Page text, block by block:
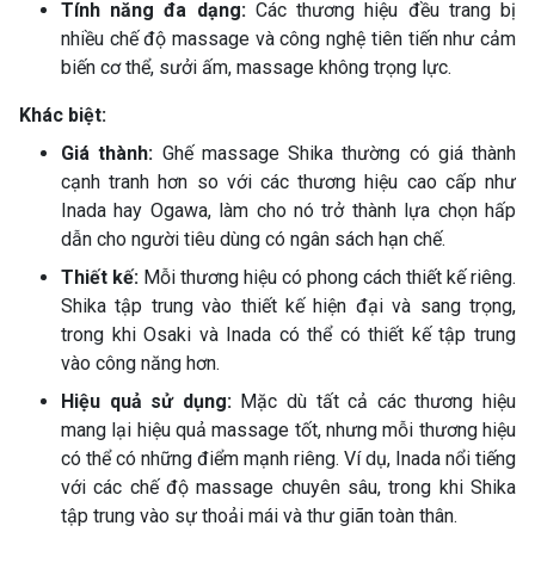
Tính năng đa dạng: Các thương hiệu đều trang bị
nhiều chế độ massage và công nghệ tiên tiến như cảm
biến cơ thể, sưởi ấm, massage không trọng lực.
Khác biệt:
Giá thành: Ghế massage Shika thường có giá thành
cạnh tranh hơn so với các thương hiệu cao cấp như
Inada hay Ogawa, làm cho nó trở thành lựa chọn hấp
dẫn cho người tiêu dùng có ngân sách hạn chế.
Thiết kế: Mỗi thương hiệu có phong cách thiết kế riêng.
Shika tập trung vào thiết kế hiện đại và sang trọng,
trong khi Osaki và Inada có thể có thiết kế tập trung
vào công năng hơn.
Hiệu quả sử dụng:Mặc dù tất cả các thương hiệu
mang lại hiệu quả massage tốt, nhưng mỗi thương hiệu
có thể có những điểm mạnh riêng. Ví dụ, Inada nổi tiếng
với các chế độ massage chuyên sâu, trong khi Shika
tập trung vào sự thoải mái và thư giãn toàn thân.